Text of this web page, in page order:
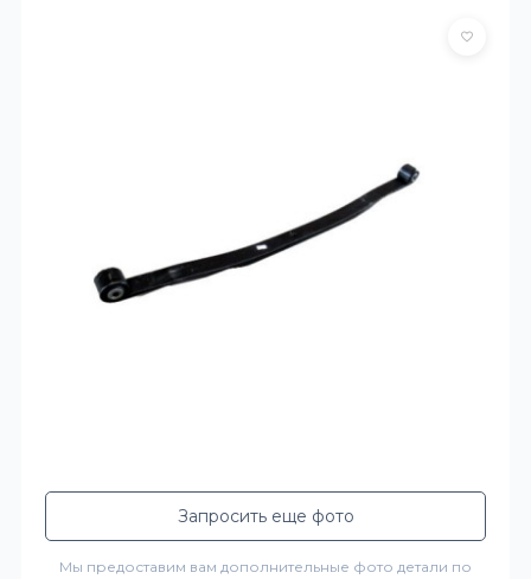
Запросить еще фото
Мы предоставим вам дополнительные фото детали по